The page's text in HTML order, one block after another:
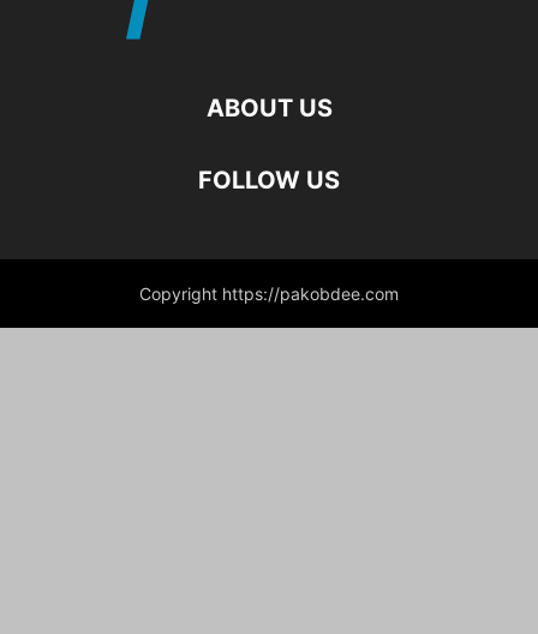
ABOUT US
FOLLOW US
Copyright https://pakobdee.com